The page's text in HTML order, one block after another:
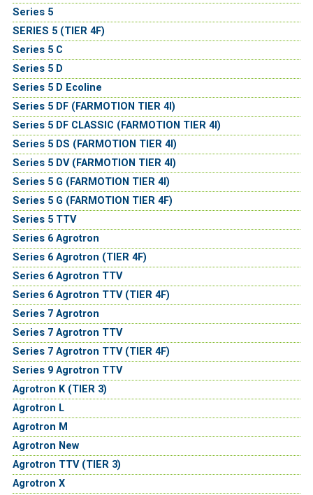
Series 5
SERIES 5 (TIER 4F)
Series 5 C
Series 5 D
Series 5 D Ecoline
Series 5 DF (FARMOTION TIER 4I)
Series 5 DF CLASSIC (FARMOTION TIER 4I)
Series 5 DS (FARMOTION TIER 4I)
Series 5 DV (FARMOTION TIER 4I)
Series 5 G (FARMOTION TIER 4I)
Series 5 G (FARMOTION TIER 4F)
Series 5 TTV
Series 6 Agrotron
Series 6 Agrotron (TIER 4F)
Series 6 Agrotron TTV
Series 6 Agrotron TTV (TIER 4F)
Series 7 Agrotron
Series 7 Agrotron TTV
Series 7 Agrotron TTV (TIER 4F)
Series 9 Agrotron TTV
Agrotron K (TIER 3)
Agrotron L
Agrotron M
Agrotron New
Agrotron TTV (TIER 3)
Agrotron X